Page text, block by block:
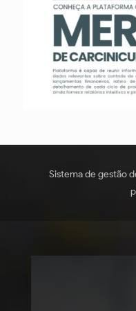
Sistema de gestão